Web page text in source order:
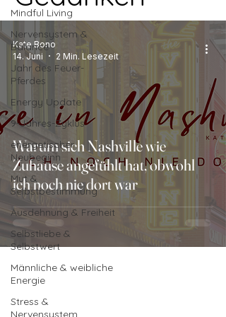
Mindful Living
Nervensystem &
Balance
Jahr des Feuer-
Pferdes
Energy Update
9-Jahres-Zyklus
energetischer
Neubeginn
Mut &
Selbstbestimmung
Ausdehnung & Freiheit
Selbstliebe &
Selbstwert
Männliche & weibliche
Energie
Stress &
Nervensystem
Warum sich Nashville wie
Zuhause angefühlt hat, obwohl
ich noch nie dort war
Kate Bono
14. Juni
2 Min. Lesezeit